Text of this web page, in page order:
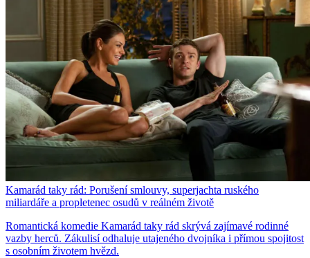
Kamarád taky rád: Porušení smlouvy, superjachta ruského
miliardáře a propletenec osudů v reálném životě
Romantická komedie Kamarád taky rád skrývá zajímavé rodinné
vazby herců. Zákulisí odhaluje utajeného dvojníka i přímou spojitost
s osobním životem hvězd.